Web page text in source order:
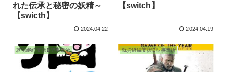
れた伝承と秘密の妖精～
【swicth】
2024.04.22
【switch】
2024.04.19
就労継続支援B型事業所 就労継続支援B型事業所